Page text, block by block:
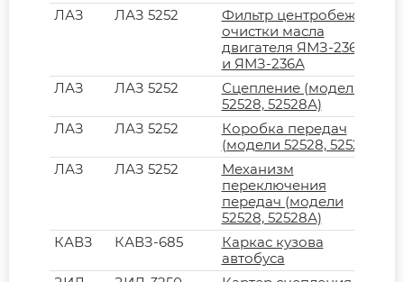
ЛАЗ
ЛАЗ 5252
Фильтр центробежной
очистки масла
двигателя ЯМЗ-236НЕ
и ЯМЗ-236А
ЛАЗ
ЛАЗ 5252
Сцепление (модели
52528, 52528А)
ЛАЗ
ЛАЗ 5252
Коробка передач
(модели 52528, 52528А)
ЛАЗ
ЛАЗ 5252
Механизм
переключения
передач (модели
52528, 52528А)
КАВЗ
КАВЗ-685
Каркас кузова
автобуса